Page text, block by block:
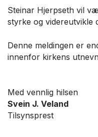
Steinar Hjerpseth vil
styrke og videreutvikle
Denne meldingen er
innenfor kirkens
Med vennlig hilsen
Svein J. Veland
Tilsynsprest